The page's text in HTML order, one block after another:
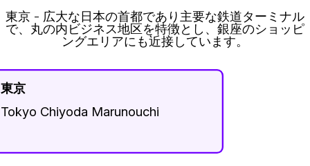
東京 - 広大な日本の首都であり主要な鉄道ターミナル
で、丸の内ビジネス地区を特徴とし、銀座のショッピ
ングエリアにも近接しています。
東京
Tokyo Chiyoda Marunouchi